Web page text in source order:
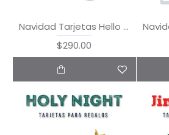
Navidad Tarjetas Hello Winter
$290.00